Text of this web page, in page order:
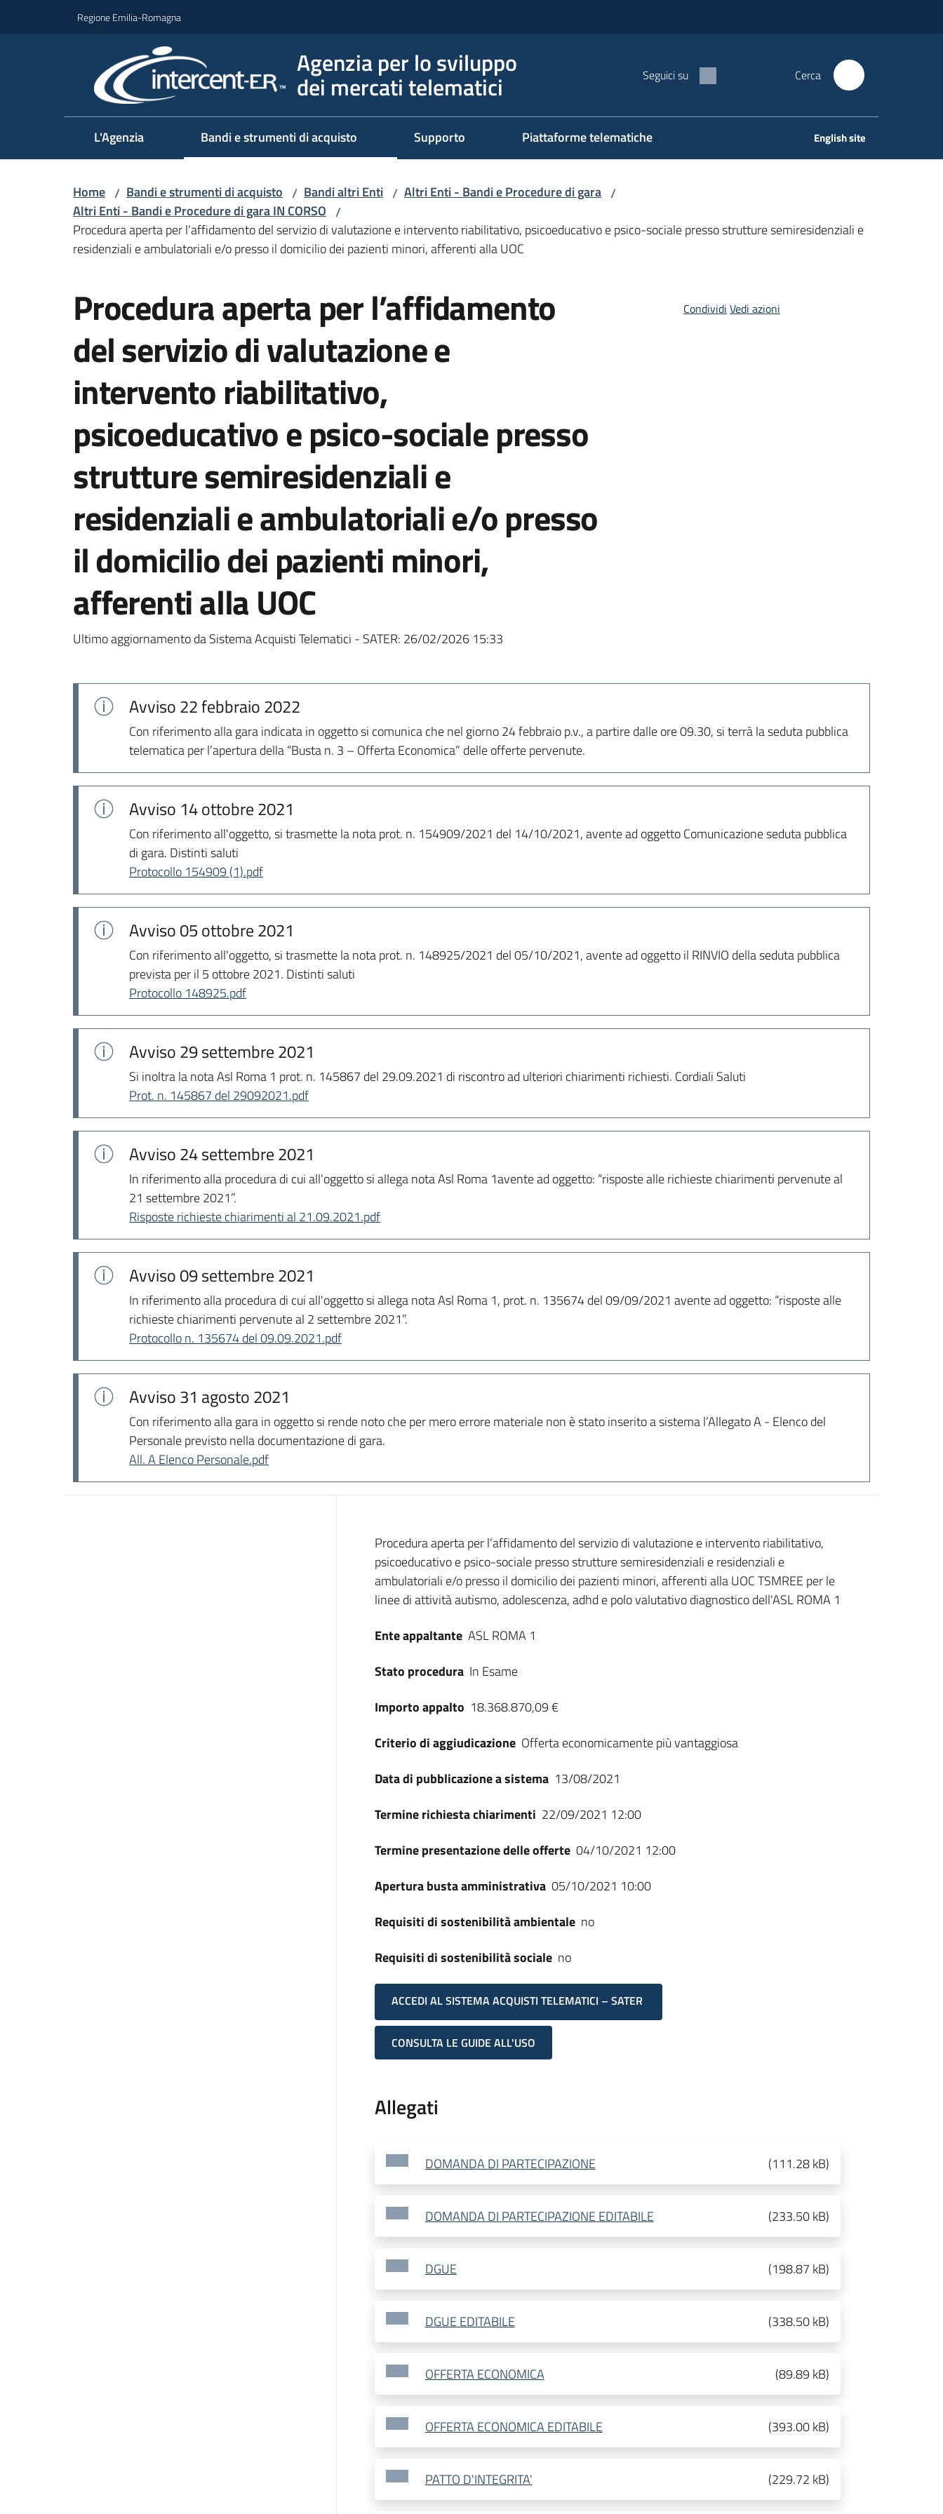
Regione Emilia-Romagna
Agenzia per lo sviluppo
dei mercati telematici Seguici su Cerca
L'Agenzia Bandi e strumenti di acquisto Supporto Piattaforme telematiche English site
Home / Bandi e strumenti di acquisto / Bandi altri Enti / Altri Enti - Bandi e Procedure di gara /
Altri Enti - Bandi e Procedure di gara IN CORSO /
Procedura aperta per l’affidamento del servizio di valutazione e intervento riabilitativo, psicoeducativo e psico-sociale presso strutture semiresidenziali e
residenziali e ambulatoriali e/o presso il domicilio dei pazienti minori, afferenti alla UOC
Procedura aperta per l’affidamento
del servizio di valutazione e
intervento riabilitativo,
psicoeducativo e psico-sociale presso
strutture semiresidenziali e
residenziali e ambulatoriali e/o presso
il domicilio dei pazienti minori,
afferenti alla UOC
Ultimo aggiornamento da Sistema Acquisti Telematici - SATER: 26/02/2026 15:33
Condividi Vedi azioni
Avviso22 febbraio 2022
Con riferimento alla gara indicata in oggetto si comunica che nel giorno 24 febbraio p.v., a partire dalle ore 09.30, si terrà la seduta pubblica
telematica per l’apertura della “Busta n. 3 – Offerta Economica” delle offerte pervenute.
Avviso 14 ottobre 2021
Con riferimento all'oggetto, si trasmette la nota prot. n. 154909/2021 del 14/10/2021, avente ad oggetto Comunicazione seduta pubblica
di gara. Distinti saluti
Protocollo 154909 (1).pdf
Avviso05 ottobre 2021
Con riferimento all'oggetto, si trasmette la nota prot. n. 148925/2021 del 05/10/2021, avente ad oggetto il RINVIO della seduta pubblica
prevista per il 5 ottobre 2021. Distinti saluti
Protocollo 148925.pdf
Avviso29 settembre 2021
Si inoltra la nota Asl Roma 1 prot. n. 145867 del 29.09.2021 di riscontro ad ulteriori chiarimenti richiesti. Cordiali Saluti
Prot. n. 145867 del 29092021.pdf
Avviso24 settembre 2021
In riferimento alla procedura di cui all'oggetto si allega nota Asl Roma 1avente ad oggetto: “risposte alle richieste chiarimenti pervenute al
21 settembre 2021”.
Risposte richieste chiarimenti al 21.09.2021.pdf
Avviso09 settembre 2021
In riferimento alla procedura di cui all'oggetto si allega nota Asl Roma 1, prot. n. 135674 del 09/09/2021 avente ad oggetto: “risposte alle
richieste chiarimenti pervenute al 2 settembre 2021”.
Protocollo n. 135674 del 09.09.2021.pdf
Avviso31 agosto 2021
Con riferimento alla gara in oggetto si rende noto che per mero errore materiale non è stato inserito a sistema l’Allegato A - Elenco del
Personale previsto nella documentazione di gara.
All. A Elenco Personale.pdf
Dati del bando
Procedura aperta per l’affidamento del servizio di valutazione e intervento riabilitativo,
psicoeducativo e psico-sociale presso strutture semiresidenziali e residenziali e
ambulatoriali e/o presso il domicilio dei pazienti minori, afferenti alla UOC TSMREE per le
linee di attività autismo, adolescenza, adhd e polo valutativo diagnostico dell'ASL ROMA 1
Ente appaltante ASL ROMA 1
Stato procedura In Esame
Importo appalto 18.368.870,09 €
Criterio di aggiudicazione Offerta economicamente più vantaggiosa
Data di pubblicazione a sistema 13/08/2021
Termine richiesta chiarimenti 22/09/2021 12:00
Termine presentazione delle offerte 04/10/2021 12:00
Apertura busta amministrativa 05/10/2021 10:00
Requisiti di sostenibilità ambientale no
Requisiti di sostenibilità sociale no
ACCEDI AL SISTEMA ACQUISTI TELEMATICI – SATER
CONSULTA LE GUIDE ALL'USO
Allegati
DOMANDA DI PARTECIPAZIONE (111.28 kB)
DOMANDA DI PARTECIPAZIONE EDITABILE (233.50 kB)
DGUE (198.87 kB)
DGUE EDITABILE (338.50 kB)
OFFERTA ECONOMICA (89.89 kB)
OFFERTA ECONOMICA EDITABILE (393.00 kB)
PATTO D'INTEGRITA' (229.72 kB)